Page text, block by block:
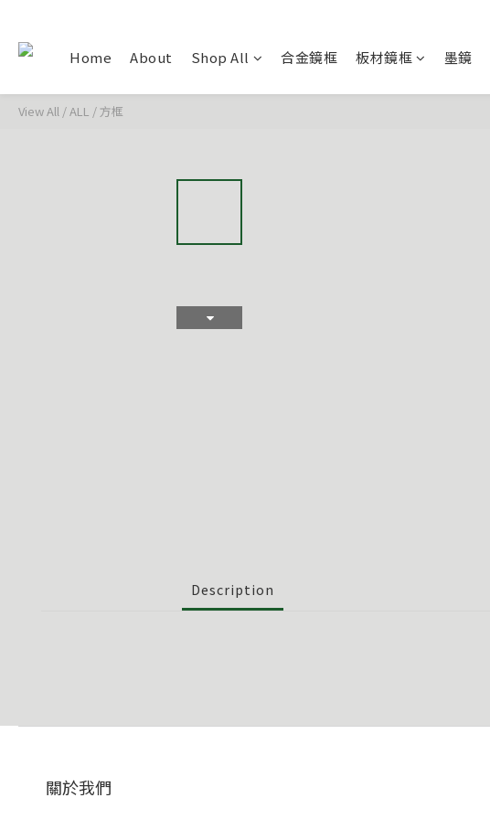
Home About Shop All 合金鏡框 板材鏡框 墨鏡
View All /ALL / 方框
Description
關於我們